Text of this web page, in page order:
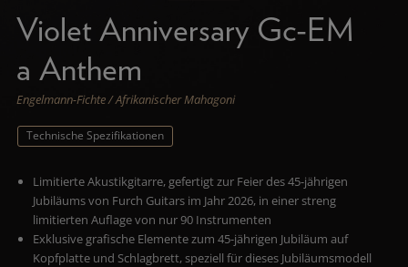
Violet Anniversary Gc-EM
a Anthem
Engelmann-Fichte / Afrikanischer Mahagoni
Technische Spezifikationen
Limitierte Akustikgitarre, gefertigt zur Feier des 45-jährigen
Jubiläums von Furch Guitars im Jahr 2026, in einer streng
limitierten Auflage von nur 90 Instrumenten
Exklusive grafische Elemente zum 45-jährigen Jubiläum auf
Kopfplatte und Schlagbrett, speziell für dieses Jubiläumsmodell